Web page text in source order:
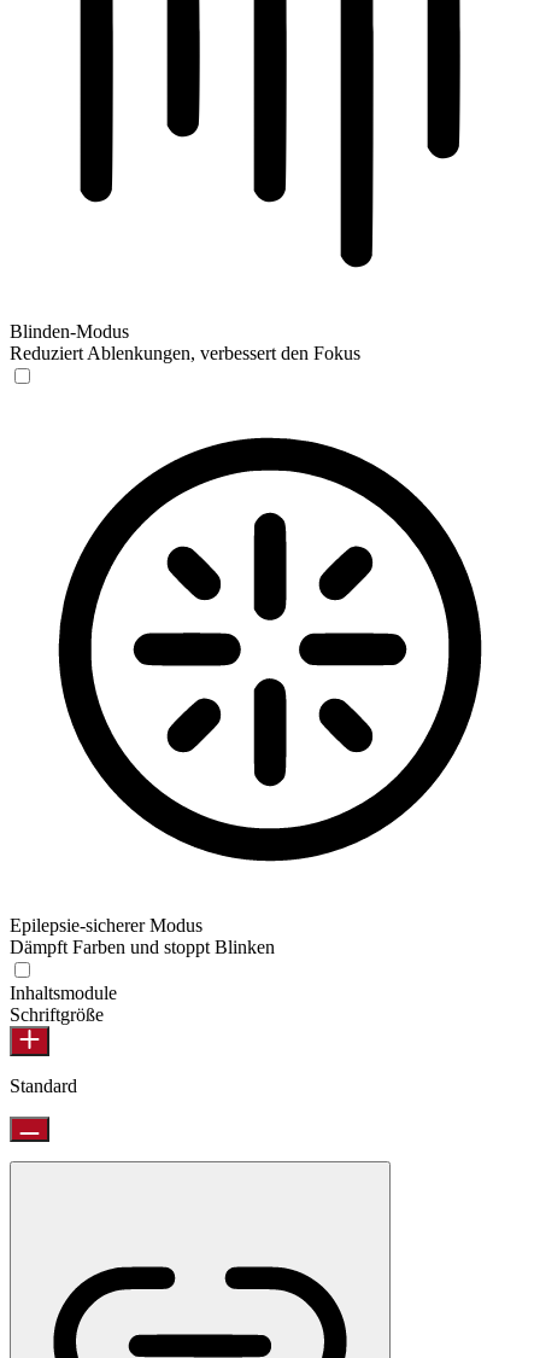
Blinden-Modus
Reduziert Ablenkungen, verbessert den Fokus
Epilepsie-sicherer Modus
Dämpft Farben und stoppt Blinken
Inhaltsmodule
Schriftgröße
Standard